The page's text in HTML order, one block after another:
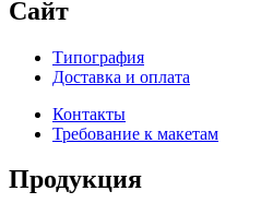
Сайт
Типография
Доставка и оплата
Контакты
Требование к макетам
Продукция